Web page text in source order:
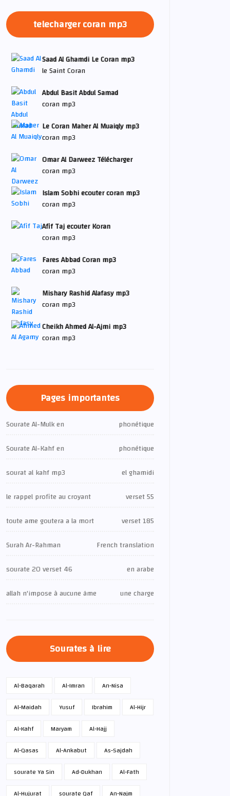
telecharger coran mp3
Saad Al Ghamdi Le Coran mp3
le Saint Coran
Abdul Basit Abdul Samad
coran mp3
Le Coran Maher Al Muaiqly mp3
coran mp3
Omar Al Darweez Télécharger
coran mp3
Islam Sobhi ecouter coran mp3
coran mp3
Afif Taj ecouter Koran
coran mp3
Fares Abbad Coran mp3
coran mp3
Mishary Rashid Alafasy mp3
coran mp3
Cheikh Ahmed Al-Ajmi mp3
coran mp3
Pages importantes
Sourate Al-Mulk en
phonétique
Sourate Al-Kahf en
phonétique
sourat al kahf mp3
el ghamidi
le rappel profite au croyant
verset 55
toute ame goutera a la mort
verset 185
Surah Ar-Rahman
French translation
sourate 20 verset 46
en arabe
allah n'impose à aucune âme
une charge
Sourates à lire
Al-Baqarah Al-Imran
An-Nisa
Al-Maidah
Yusuf Ibrahim
Al-Hijr
Al-Kahf
Maryam
Al-Hajj
Al-Qasas
Al-Ankabut
As-Sajdah
sourate Ya Sin
Ad-Dukhan
Al-Fath
Al-Hujurat
sourate Qaf
An-Najm